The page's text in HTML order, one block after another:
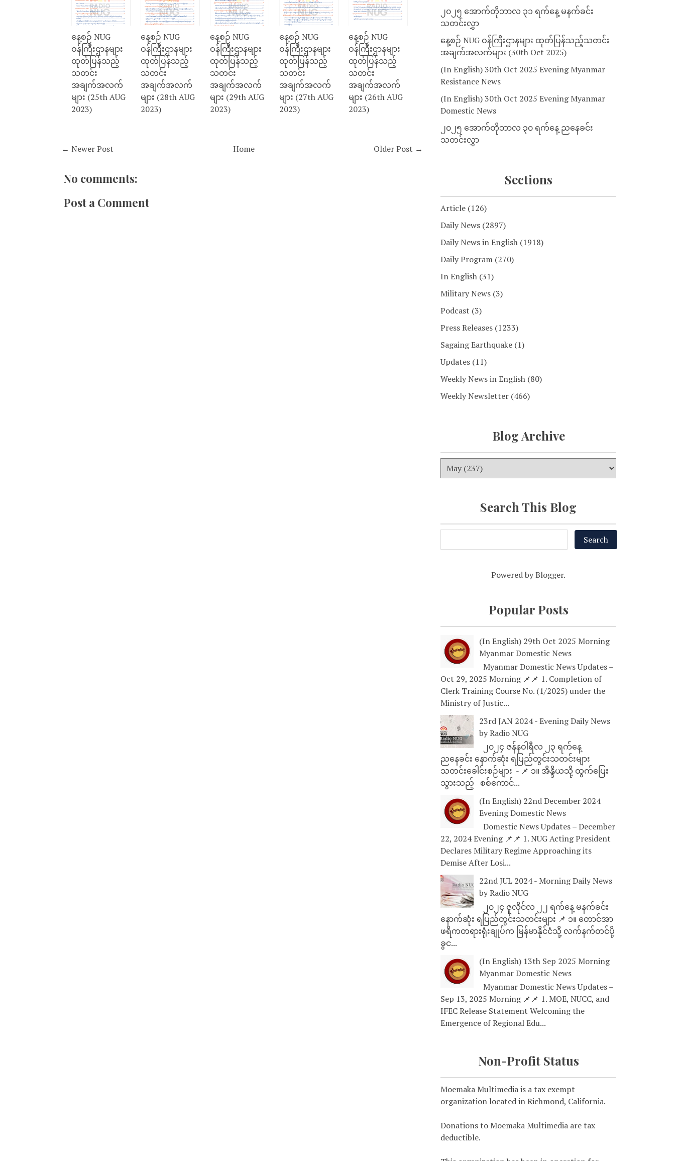
နေ့စဉ် NUG
ဝန်ကြီးဌာနများ
ထုတ်ပြန်သည့်
သတင်း
အချက်အလက်
များ (25th AUG
2023)
နေ့စဉ် NUG
ဝန်ကြီးဌာနများ
ထုတ်ပြန်သည့်
သတင်း
အချက်အလက်
များ (28th AUG
2023)
နေ့စဉ် NUG
ဝန်ကြီးဌာနများ
ထုတ်ပြန်သည့်
သတင်း
အချက်အလက်
များ (29th AUG
2023)
နေ့စဉ် NUG
ဝန်ကြီးဌာနများ
ထုတ်ပြန်သည့်
သတင်း
အချက်အလက်
များ (27th AUG
2023)
နေ့စဉ် NUG
ဝန်ကြီးဌာနများ
ထုတ်ပြန်သည့်
သတင်း
အချက်အလက်
များ (26th AUG
2023)
← Newer Post Older Post →
Home
No comments:
Post a Comment
၂၀၂၅ အောက်တိုဘာလ ၃၁ ရက်နေ့ မနက်ခင်း
သတင်းလွှာ
နေ့စဉ် NUG ဝန်ကြီးဌာနများ ထုတ်ပြန်သည့်သတင်း
အချက်အလက်များ (30th Oct 2025)
(In English) 30th Oct 2025 Evening Myanmar
Resistance News
(In English) 30th Oct 2025 Evening Myanmar
Domestic News
၂၀၂၅ အောက်တိုဘာလ ၃၀ ရက်နေ့ ညနေခင်း
သတင်းလွှာ
Sections
Article (126)
Daily News (2897)
Daily News in English (1918)
Daily Program (270)
In English (31)
Military News (3)
Podcast (3)
Press Releases (1233)
Sagaing Earthquake (1)
Updates (11)
Weekly News in English (80)
Weekly Newsletter (466)
Blog Archive
Search This Blog
Powered byBlogger.
Popular Posts
(In English) 29th Oct 2025 Morning
Myanmar Domestic News
Myanmar Domestic News Updates –
Oct 29, 2025 Morning 📌📌 1. Completion of
Clerk Training Course No. (1/2025) under the
Ministry of Justic...
23rd JAN 2024 - Evening Daily News
by Radio NUG
၂၀၂၄ ဇန်နဝါရီလ ၂၃ ရက်နေ့
ညနေခင်း နောက်ဆုံး ရပြည်တွင်းသတင်းများ
သတင်းခေါင်းစဉ်များ - 📌 ၁။ အိန္ဒိယသို့ ထွက်ပြေး
သွားသည့် စစ်ကောင်...
(In English) 22nd December 2024
Evening Domestic News
Domestic News Updates – December
22, 2024 Evening 📌📌 1. NUG Acting President
Declares Military Regime Approaching its
Demise After Losi...
22nd JUL 2024 - Morning Daily News
by Radio NUG
၂၀၂၄ ဇူလိုင်လ ၂၂ ရက်နေ့ မနက်ခင်း
နောက်ဆုံး ရပြည်တွင်းသတင်းများ 📌 ၁။ တောင်အာ
ဖရိကတရားရုံးချုပ်က မြန်မာနိုင်ငံသို့ လက်နက်တင်ပို့
ခွင...
(In English) 13th Sep 2025 Morning
Myanmar Domestic News
Myanmar Domestic News Updates –
Sep 13, 2025 Morning 📌📌 1. MOE, NUCC, and
IFEC Release Statement Welcoming the
Emergence of Regional Edu...
Non-Profit Status
Moemaka Multimedia is a tax exempt
organization located in Richmond, California.
Donations to Moemaka Multimedia are tax
deductible.